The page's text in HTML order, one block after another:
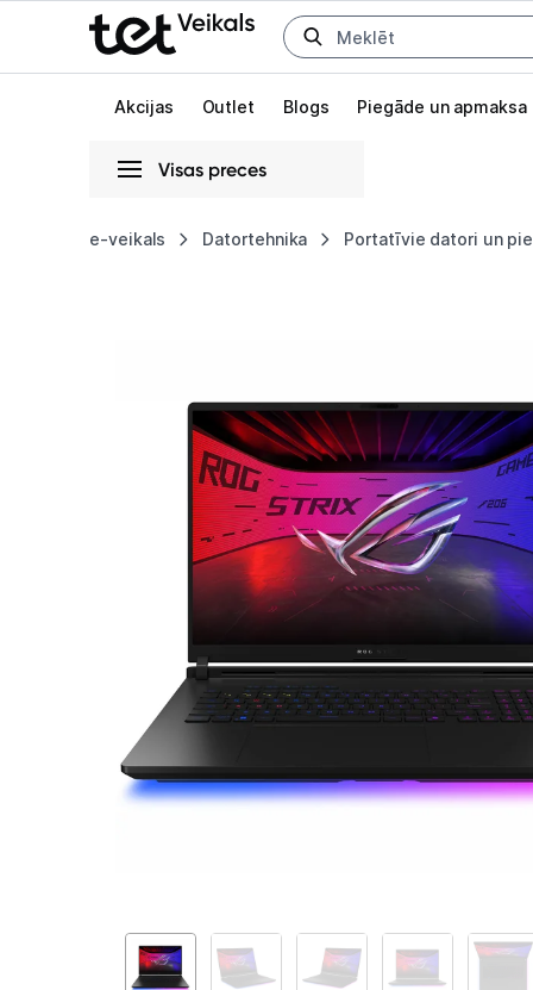
Uz kategorijam Uz galveno saturu
Akcijas Outlet Blogs Piegāde un apmaksa
Visas preces
e-veikals Datortehnika Portatīvie datori un
G835LX-
SA008W
Off
Black